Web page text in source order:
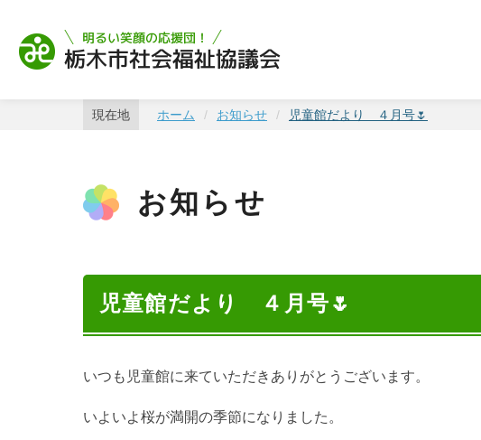
現在地 ホーム お知らせ 児童館だより ４月号🌷
お知らせ
児童館だより ４月号🌷
いつも児童館に来ていただきありがとうございます。
いよいよ桜が満開の季節になりました。